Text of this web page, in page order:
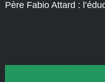
Père Fabio Attard :